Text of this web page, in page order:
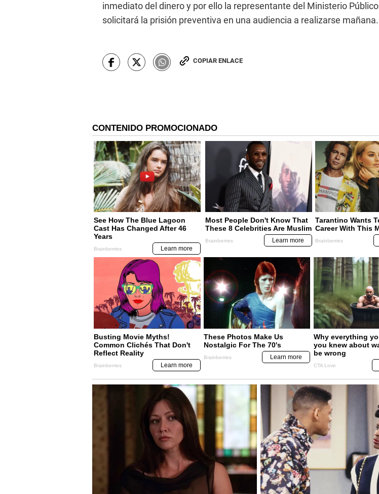
inmediato del dinero y por ello la representante del Ministerio Público
solicitará la prisión preventiva en una audiencia a realizarse mañana.
COPIAR ENLACE